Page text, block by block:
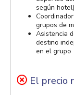
según hotel)
grupos de
Asistencia
destino
en el grupo
El precio